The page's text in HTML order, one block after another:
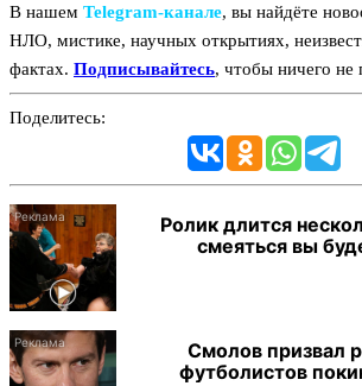
В нашем Telegram‑канале, вы найдёте
НЛО, мистике, научных открытиях,
фактах. Подписывайтесь, чтобы ничего не
Поделитесь:
Ролик длится
смеяться вы
Смолов призвал
футболистов